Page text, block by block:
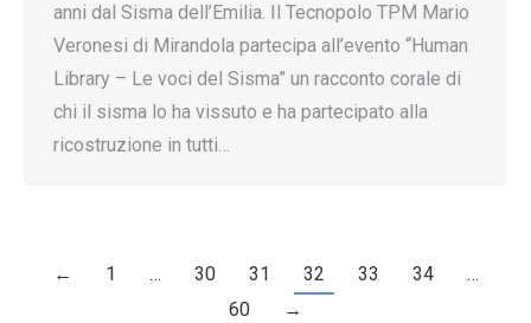
anni dal Sisma dell’Emilia. Il Tecnopolo TPM Mario
Veronesi di Mirandola partecipa all’evento “Human
Library – Le voci del Sisma” un racconto corale di
chi il sisma lo ha vissuto e ha partecipato alla
ricostruzione in tutti…
← 1 … 30 31 32 33 34
…
60
→